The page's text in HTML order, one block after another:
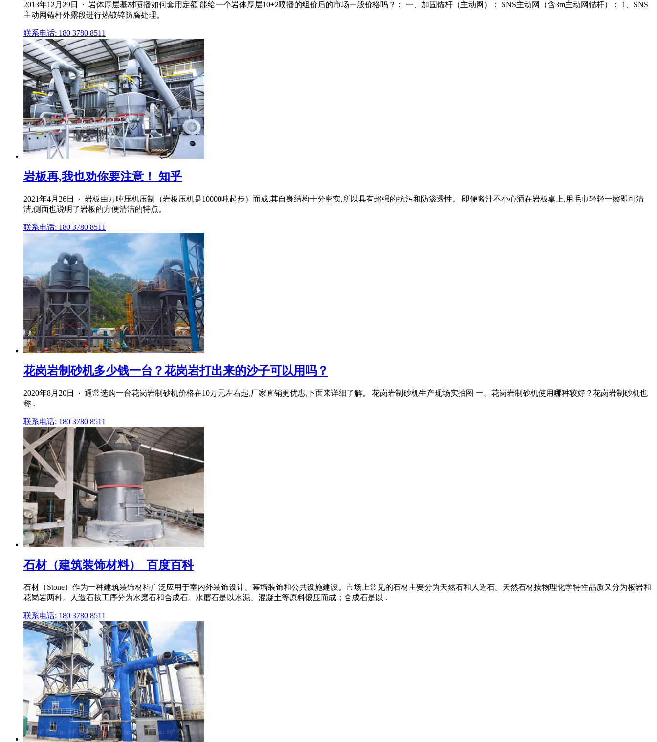
2013年12月29日 · 岩体厚层基材喷播如何套用定额 能给一个岩体厚层10+2喷播的组价后的市场一般价格吗？： 一、加固锚杆（主动网）： SNS主动网（含3m主动网锚杆）： 1、SNS
主动网锚杆外露段进行热镀锌防腐处理。
联系电话: 180 3780 8511
岩板再,我也劝你要注意！ 知乎
2021年4月26日 · 岩板由万吨压机压制（岩板压机是10000吨起步）而成,其自身结构十分密实,所以具有超强的抗污和防渗透性。 即便酱汁不小心洒在岩板桌上,用毛巾轻轻一擦即可清
洁,侧面也说明了岩板的方便清洁的特点。
联系电话: 180 3780 8511
花岗岩制砂机多少钱一台？花岗岩打出来的沙子可以用吗？
2020年8月20日 · 通常选购一台花岗岩制砂机价格在10万元左右起,厂家直销更优惠,下面来详细了解。 花岗岩制砂机生产现场实拍图 一、花岗岩制砂机使用哪种较好？花岗岩制砂机也
称 .
联系电话: 180 3780 8511
石材（建筑装饰材料）_百度百科
石材（Stone）作为一种建筑装饰材料广泛应用于室内外装饰设计、幕墙装饰和公共设施建设。市场上常见的石材主要分为天然石和人造石。天然石材按物理化学特性品质又分为板岩和
花岗岩两种。人造石按工序分为水磨石和合成石。水磨石是以水泥、混凝土等原料锻压而成；合成石是以 .
联系电话: 180 3780 8511